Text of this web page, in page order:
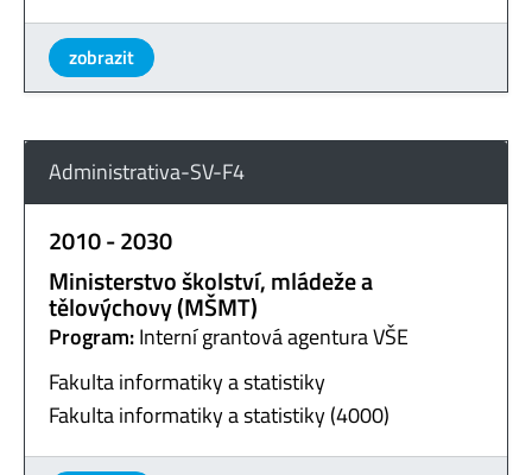
zobrazit
Administrativa-SV-F4
2010 - 2030
Ministerstvo školství, mládeže a
tělovýchovy (MŠMT)
Program:Interní grantová agentura VŠE
Fakulta informatiky a statistiky
Fakulta informatiky a statistiky (4000)